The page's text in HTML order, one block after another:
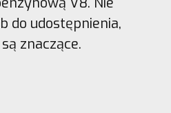
do udostępnienia,
znaczące.